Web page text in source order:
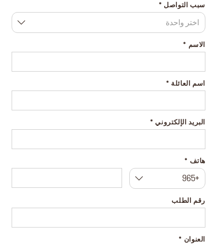
سبب التواصل
اختر واحدة
الاسم
اسم العائلة
البريد الإلكتروني
هاتف
+965
رقم الطلب
العنوان